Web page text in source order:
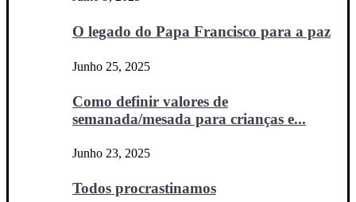
O legado do Papa Francisco para a paz
Junho 25, 2025
Como definir valores de
semanada/mesada para crianças e...
Junho 23, 2025
Todos procrastinamos